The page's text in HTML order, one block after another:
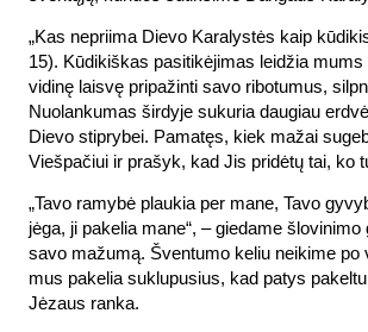
„Kas nepriima Dievo Karalystės kaip
15). Kūdikiškas pasitikėjimas leidžia
vidinę laisvę pripažinti savo ribotumus,
Nuolankumas širdyje sukuria daugiau
Dievo stiprybei. Pamatęs, kiek mažai
Viešpačiui ir prašyk, kad Jis pridėtų tai, ko
„Tavo ramybė plaukia per mane, Tavo
jėga, ji pakelia mane“, – giedame
savo mažumą. Šventumo keliu neikime po
mus pakelia suklupusius, kad patys
Jėzaus ranka.